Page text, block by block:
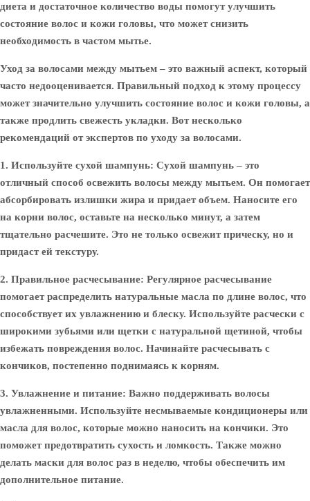
диета и достаточное количество воды помогут улучшить
состояние волос и кожи головы, что может снизить
необходимость в частом мытье.
Уход за волосами между мытьем – это важный аспект, который
часто недооценивается. Правильный подход к этому процессу
может значительно улучшить состояние волос и кожи головы, а
также продлить свежесть укладки. Вот несколько
рекомендаций от экспертов по уходу за волосами.
1. Используйте сухой шампунь: Сухой шампунь – это
отличный способ освежить волосы между мытьем. Он помогает
абсорбировать излишки жира и придает объем. Наносите его
на корни волос, оставьте на несколько минут, а затем
тщательно расчешите. Это не только освежит прическу, но и
придаст ей текстуру.
2. Правильное расчесывание: Регулярное расчесывание
помогает распределить натуральные масла по длине волос, что
способствует их увлажнению и блеску. Используйте расчески с
широкими зубьями или щетки с натуральной щетиной, чтобы
избежать повреждения волос. Начинайте расчесывать с
кончиков, постепенно поднимаясь к корням.
3. Увлажнение и питание: Важно поддерживать волосы
увлажненными. Используйте несмываемые кондиционеры или
масла для волос, которые можно наносить на кончики. Это
поможет предотвратить сухость и ломкость. Также можно
делать маски для волос раз в неделю, чтобы обеспечить им
дополнительное питание.